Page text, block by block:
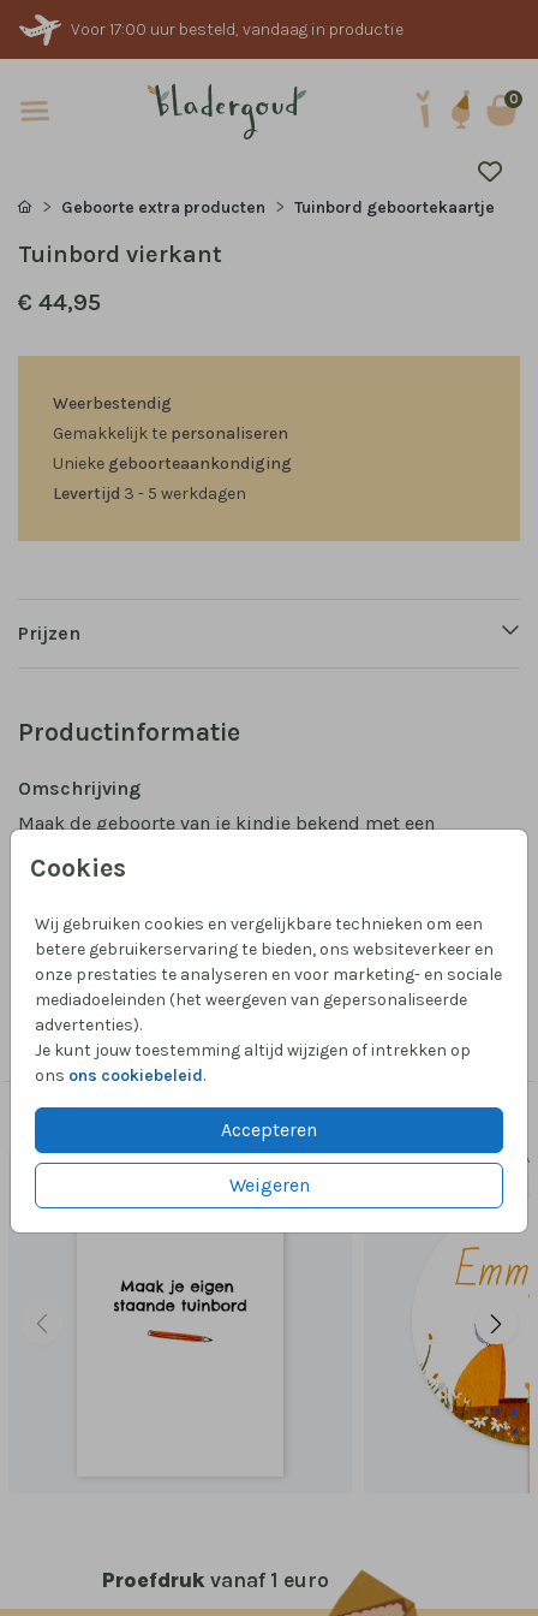
Voor 17:00 uur besteld, vandaag in productie
0
Cookies
Wij gebruiken cookies en vergelijkbare technieken om een
betere gebruikerservaring te bieden, ons websiteverkeer en
onze prestaties te analyseren en voor marketing- en sociale
mediadoeleinden (het weergeven van gepersonaliseerde
advertenties).
Je kunt jouw toestemming altijd wijzigen of intrekken op
ons ons cookiebeleid.
Accepteren
Weigeren
Geboorte extra producten Tuinbord geboortekaartje
Tuinbord vierkant
€ 44,95
Weerbestendig
Gemakkelijk te personaliseren
Unieke geboorteaankondiging
Levertijd 3 - 5 werkdagen
Prijzen
Productinformatie
Omschrijving
Maak de geboorte van je kindje bekend met een
geboortebord voor in de tuin! Dit tuinbord is staand
(70 x 70 cm), deze kun je helemaal zelf maken met de
gerust! Goed om te weten: het tuinbord wordt zonder
houten paal geleverd. Deze kun je zelf bij de
plaatselijke bouwmarkt verkrijgen en aan het bord
bevestigen met schroeven. Tip: waait het hard? Zet het
bord even binnen.
Toon meer
Collectie
Tuinbord geboortekaartje
Dit vind je misschien ook leuk
TUINBORD
Proefdruk vanaf 1 euro